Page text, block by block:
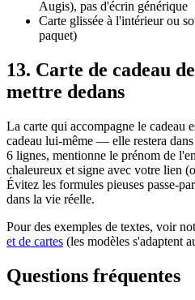
Augis), pas d'écrin générique
Carte glissée à l'intérieur ou
paquet)
13. Carte de cadeau
mettre dedans
La carte qui accompagne le cadeau
cadeau lui-même — elle restera
6 lignes, mentionne le prénom de
chaleureux et signe avec votre lien
Évitez les formules pieuses passe-
dans la vie réelle.
Pour des exemples de textes, voir
et de cartes (les modèles s'adaptent
Questions fréquentes